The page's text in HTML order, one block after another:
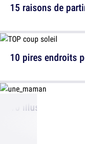
10 pires endroits
15 raisons de
10 illustrations